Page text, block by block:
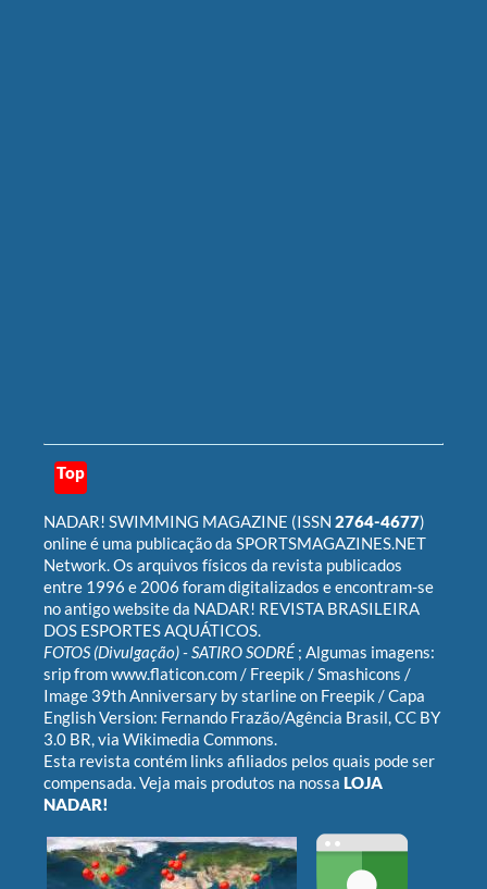
Top
NADAR! SWIMMING MAGAZINE (ISSN 2764-4677)
online é uma publicação da SPORTSMAGAZINES.NET
Network . Os arquivos físicos da revista publicados
entre 1996 e 2006 foram digitalizados e encontram-se
no antigo website da NADAR! REVISTA BRASILEIRA
DOS ESPORTES AQUÁTICOS.
FOTOS (Divulgação) - SATIRO SODRÉ ; Algumas imagens:
sripfromwww.flaticon.com/ Freepik / Smashicons /
Image 39th Anniversary by starline on Freepik / Capa
English Version: Fernando Frazão/Agência Brasil CC BY
3.0 BR , via Wikimedia Commons.
Esta revista contém links afiliados pelos quais pode ser
compensada. Veja mais produtos na nossa LOJA
NADAR!